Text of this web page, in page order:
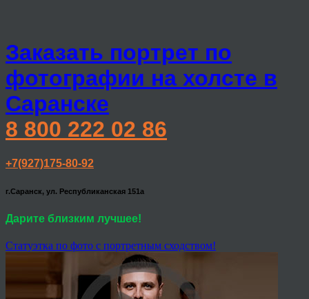
Заказать портрет по
фотографии на холсте в
Саранске
8 800 222 02 86
+7(927)175-80-92
г.Саранск, ул. Республиканская 151а
Дарите близким лучшее!
Статуэтка по фото с портретным сходством!